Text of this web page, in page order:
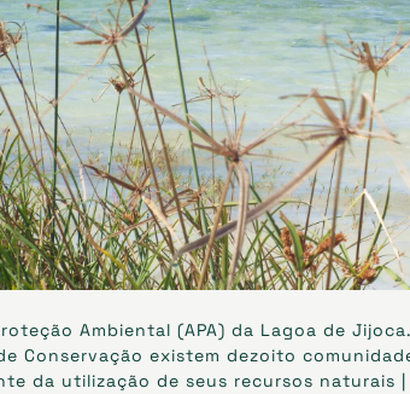
Ambiental (APA) da Lagoa de
Conservação existem dezoito
da utilização de seus recursos naturais |